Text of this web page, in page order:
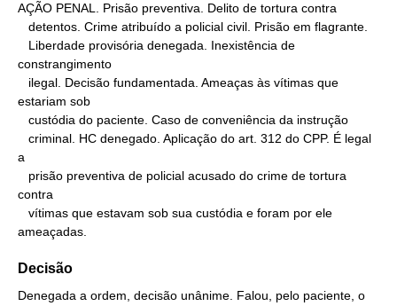
AÇÃO PENAL. Prisão preventiva. Delito de tortura contra
constrangimento
estariam sob
a
contra
ameaçadas.
Decisão
Denegada a ordem, decisão unânime. Falou, pelo paciente, o